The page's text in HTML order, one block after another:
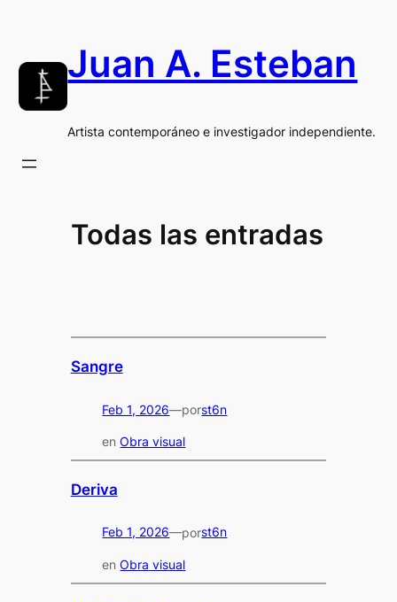
Juan A. Esteban
Artista contemporáneo e investigador independiente.
Todas las entradas
Sangre
Feb 1, 2026—porst6n
enObra visual
Deriva
Feb 1, 2026—porst6n
enObra visual